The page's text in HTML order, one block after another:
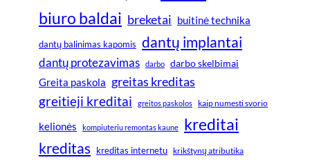
biuro baldai breketai buitinė technika
dantų balinimas kapomis dantų implantai
dantų protezavimas darbo darbo skelbimai
Greita paskola greitas kreditas
greitieji kreditai greitos paskolos kaip numesti svorio
kelionės kompiuteriu remontas kaune kreditai
kreditas kreditas internetu krikštynų atributika